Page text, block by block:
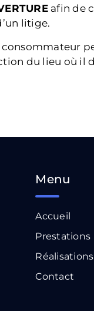
afin de
litige.
du lieu où il
Menu
Accueil
Prestations
Réalisations
Contact